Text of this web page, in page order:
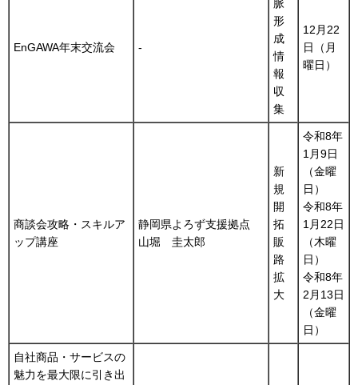
EnGAWA年末交流会 -
脈
形
成
情
報
収
集
12月22
日（月
曜日）
商談会攻略・スキルア
ップ講座
静岡県よろず支援拠点
山堀 圭太郎
新
規
開
拓
販
路
拡
大
令和8年
1月9日
（金曜
日）
令和8年
1月22日
（木曜
日）
令和8年
2月13日
（金曜
日）
自社商品・サービスの
魅力を最大限に引き出